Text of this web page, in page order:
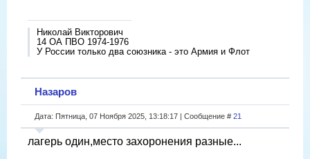
Николай Викторович
14 ОА ПВО 1974-1976
У России только два союзника - это Армия и Флот
Назаров
Дата: Пятница, 07 Ноября 2025, 13:18:17 | Сообщение # 21
лагерь один,место захоронения разные...